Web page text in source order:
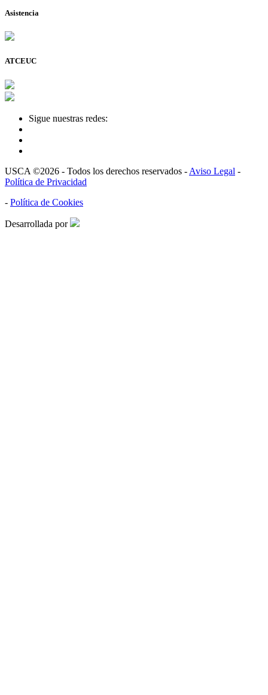
Asistencia
ATCEUC
Sigue nuestras redes:
USCA ©2026 - Todos los derechos reservados - Aviso Legal -
Política de Privacidad
- Política de Cookies
Desarrollada por